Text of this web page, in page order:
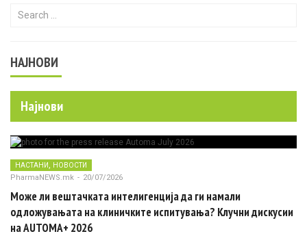
Search for:
НАЈНОВИ
Најнови
НАСТАНИ НОВОСТИ
PharmaNEWS.mk - 20/07/2026
Може ли вештачката интелигенција да ги намали
одложувањата на клиничките испитувања? Клучни дискусии
на AUTOMA+ 2026